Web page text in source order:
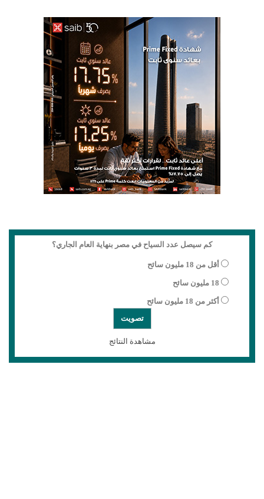
كم سيصل عدد السياح في مصر بنهاية العام الجاري؟
أقل من 18 مليون سائح
18 مليون سائح
أكثر من 18 مليون سائح
مشاهدة النتائج